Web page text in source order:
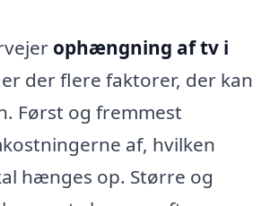
ophængning af tv i
der flere faktorer, der kan
Først og fremmest
af, hvilken
hænges op. Større og